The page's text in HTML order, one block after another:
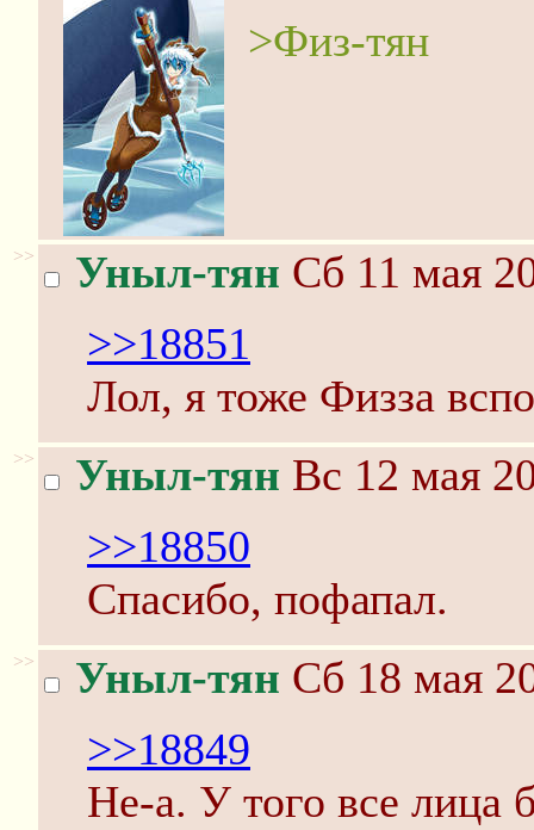
>Физ-тян
>> Уныл-тян Сб 11 мая
>>18851
Лол, я тоже Физза
>> Уныл-тян Вс 12 мая
>>18850
Спасибо, пофапал.
>> Уныл-тян Сб 18 мая
>>18849
Не-а. У того все лица